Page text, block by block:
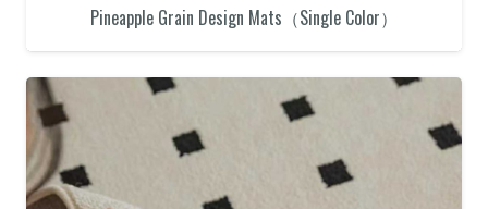
Pineapple Grain Design Mats（Single Color）